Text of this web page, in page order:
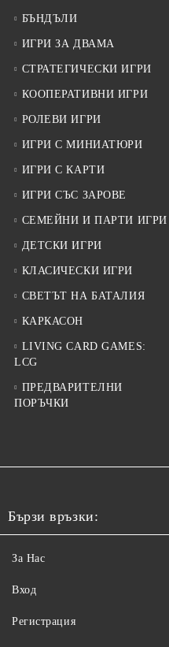
БЪНДЪЛИ
ИГРИ ЗА ДВАМА
СТРАТЕГИЧЕСКИ ИГРИ
КООПЕРАТИВНИ ИГРИ
РОЛЕВИ ИГРИ
ИГРИ С МИНИАТЮРИ
ИГРИ С КАРТИ
ИГРИ СЪС ЗАРОВЕ
СЕМЕЙНИ И ПАРТИ ИГРИ
ДЕТСКИ ИГРИ
КЛАСИЧЕСКИ ИГРИ
СВЕТЪТ НА БАТАЛИЯ
КАРКАСОН
LIVING CARD GAMES:
LCG
ПРЕДВАРИТЕЛНИ
ПОРЪЧКИ
Бързи връзки:
За Нас
Вход
Регистрация